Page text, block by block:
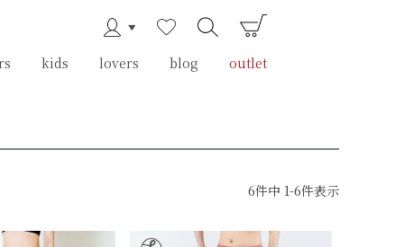
kids lovers blog outlet
kids lovers blog outlet
6件中 1-6件表示